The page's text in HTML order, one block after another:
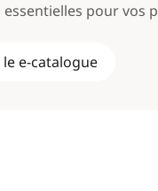
essentielles pour vos
e-catalogue